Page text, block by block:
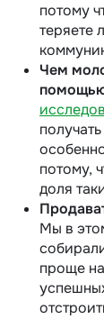
потому
теряете
Чем
потому,
доля
Мы в
проще